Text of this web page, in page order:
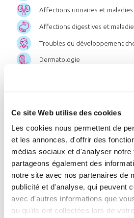
Ce site Web utilise des cookies
Les cookies nous permettent de
et les annonces, d'offrir des
médias sociaux et d'analyser notre
partageons également des
notre site avec nos partenaires de
publicité et d'analyse, qui peuvent
avec d'autres informations que
ou qu'ils ont collectées lors de
Affections urinaires et
Affections digestives et
Troubles du développement
Dermatologie
Affections des muqueuses
Post-cancer
ou par station
Listedesstations: